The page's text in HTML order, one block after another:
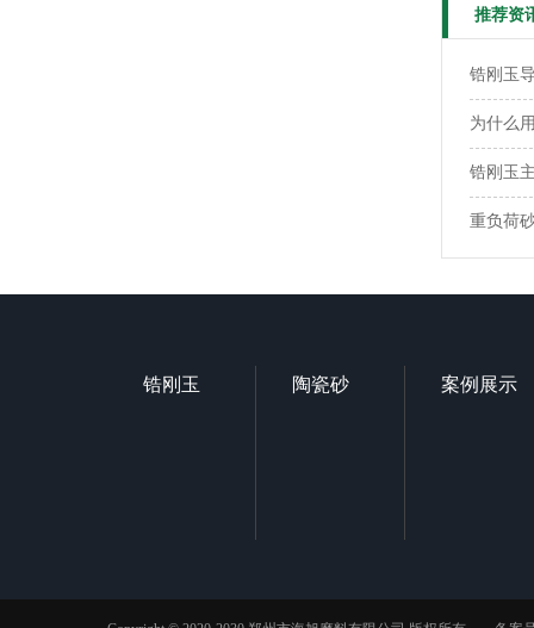
推荐资
锆刚玉
为什么
锆刚玉
重负荷
锆刚玉 陶瓷砂 案例展示